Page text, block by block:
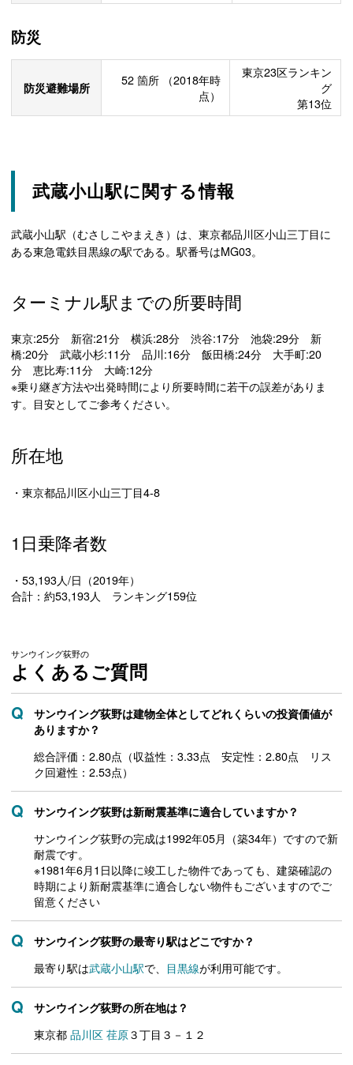
防災
防災避難場所 52 箇所
（2018年時
点）
東京23区ランキン
グ
第13位
武蔵小山駅に関する情報
武蔵小山駅（むさしこやまえき）は、東京都品川区小山三丁目に
ある東急電鉄目黒線の駅である。駅番号はMG03。
ターミナル駅までの所要時間
東京:25分 新宿:21分 横浜:28分 渋谷:17分 池袋:29分 新
橋:20分 武蔵小杉:11分 品川:16分 飯田橋:24分 大手町:20
分 恵比寿:11分 大崎:12分
※乗り継ぎ方法や出発時間により所要時間に若干の誤差がありま
す。目安としてご参考ください。
所在地
・東京都品川区小山三丁目4-8
1日乗降者数
・53,193人/日（2019年）
合計：約53,193人 ランキング159位
サンウイング荻野の
よくあるご質問
サンウイング荻野は建物全体としてどれくらいの投資価値が
ありますか？
総合評価：2.80点（収益性：3.33点 安定性：2.80点 リス
ク回避性：2.53点）
サンウイング荻野は新耐震基準に適合していますか？
サンウイング荻野の完成は1992年05月（築34年）ですので新
耐震です。
※1981年6月1日以降に竣工した物件であっても、建築確認の
時期により新耐震基準に適合しない物件もございますのでご
留意ください
サンウイング荻野の最寄り駅はどこですか？
最寄り駅は武蔵小山駅で、 目黒線が利用可能です。
サンウイング荻野の所在地は？
東京都 品川区 荏原３丁目３－１２